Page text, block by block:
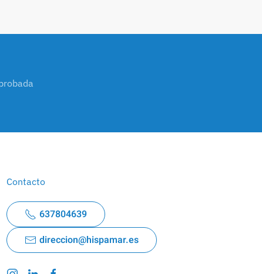
Contacto
637804639
direccion@hispamar.es